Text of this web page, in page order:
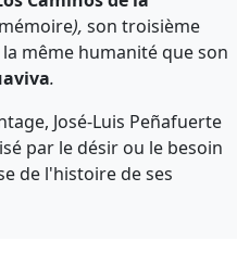
), son troisième
même humanité que son
.
José-Luis Peñafuerte
par le désir ou le besoin
de l'histoire de ses